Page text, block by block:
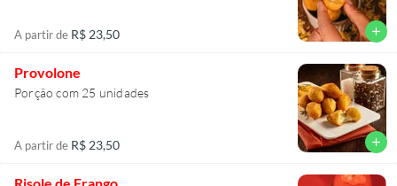
A partir de R$ 23,50 add
Provolone
Porção com 25 unidades
A partir de R$ 23,50 add